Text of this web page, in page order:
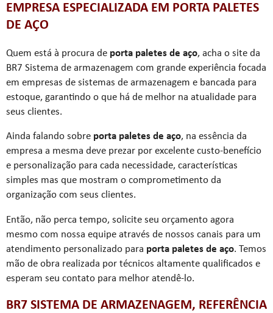
EMPRESA ESPECIALIZADA EM PORTA PALETES
DE AÇO
Quem está à procura de porta paletes de aço, acha o site da
BR7 Sistema de armazenagem com grande experiência focada
em empresas de sistemas de armazenagem e bancada para
estoque, garantindo o que há de melhor na atualidade para
seus clientes.
Ainda falando sobre porta paletes de aço, na essência da
empresa a mesma deve prezar por excelente custo-benefício
e personalização para cada necessidade, características
simples mas que mostram o comprometimento da
organização com seus clientes.
Então, não perca tempo, solicite seu orçamento agora
mesmo com nossa equipe através de nossos canais para um
atendimento personalizado para porta paletes de aço. Temos
mão de obra realizada por técnicos altamente qualificados e
esperam seu contato para melhor atendê-lo.
BR7 SISTEMA DE ARMAZENAGEM, REFERÊNCIA